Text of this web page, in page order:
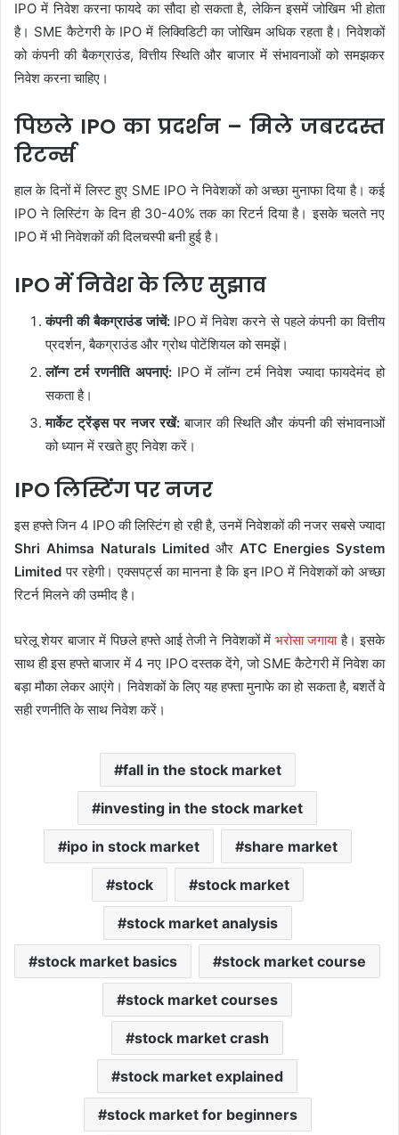
IPO में निवेश करना फायदे का सौदा हो सकता है, लेकिन इसमें जोखिम भी होता
है। SME कैटेगरी के IPO में लिक्विडिटी का जोखिम अधिक रहता है। निवेशकों
को कंपनी की बैकग्राउंड, वित्तीय स्थिति और बाजार में संभावनाओं को समझकर
निवेश करना चाहिए।
पिछले IPO का प्रदर्शन – मिले जबरदस्त
रिटर्न्स
हाल के दिनों में लिस्ट हुए SME IPO ने निवेशकों को अच्छा मुनाफा दिया है। कई
IPO ने लिस्टिंग के दिन ही 30-40% तक का रिटर्न दिया है। इसके चलते नए
IPO में भी निवेशकों की दिलचस्पी बनी हुई है।
IPO में निवेश के लिए सुझाव
कंपनी की बैकग्राउंड जांचें:IPO में निवेश करने से पहले कंपनी का वित्तीय
प्रदर्शन, बैकग्राउंड और ग्रोथ पोटेंशियल को समझें।
लॉन्ग टर्म रणनीति अपनाएं:IPO में लॉन्ग टर्म निवेश ज्यादा फायदेमंद हो
सकता है।
मार्केट ट्रेंड्स पर नजर रखें:बाजार की स्थिति और कंपनी की संभावनाओं
को ध्यान में रखते हुए निवेश करें।
IPO लिस्टिंग पर नजर
इस हफ्ते जिन 4 IPO की लिस्टिंग हो रही है, उनमें निवेशकों की नजर सबसे ज्यादा
Shri Ahimsa Naturals Limited और ATC Energies System
Limited पर रहेगी। एक्सपर्ट्स का मानना है कि इन IPO में निवेशकों को अच्छा
रिटर्न मिलने की उम्मीद है।
घरेलू शेयर बाजार में पिछले हफ्ते आई तेजी ने निवेशकों में भरोसा जगायाहै। इसके
साथ ही इस हफ्ते बाजार में 4 नए IPO दस्तक देंगे, जो SME कैटेगरी में निवेश का
बड़ा मौका लेकर आएंगे। निवेशकों के लिए यह हफ्ता मुनाफे का हो सकता है, बशर्ते वे
सही रणनीति के साथ निवेश करें।
fall in the stock market
investing in the stock market
ipo in stock market share market
stock stock market
stock market analysis
stock market basics stock market course
stock market courses
stock market crash
stock market explained
stock market for beginners